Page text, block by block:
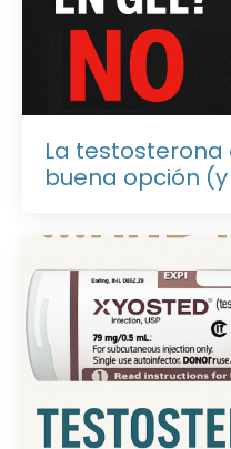
La testosterona
buena opción